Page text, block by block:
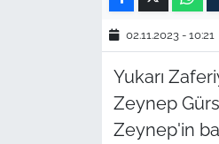
02.11.2023 - 10:21
Yukarı
Zeynep
Zeynep'in
KIRKLARELİ
ÇANAKKALE
TÜRKİYE